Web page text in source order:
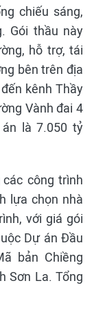
chiếu sáng,
Gói thầu này
hỗ trợ, tái
bên trên địa
kênh Thầy
Vành đai 4
là 7.050 tỷ
công trình
lựa chọn nhà
với giá gói
Dự án Đầu
bản Chiềng
Sơn La. Tổng